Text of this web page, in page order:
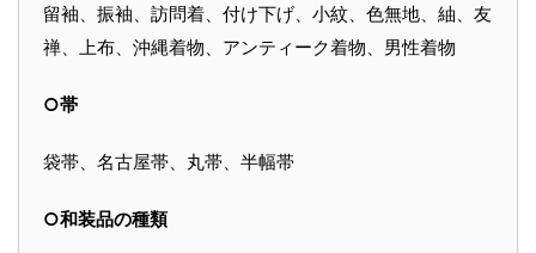
留袖、振袖、訪問着、付け下げ、小紋、色無地、紬、友
禅、上布、沖縄着物、アンティーク着物、男性着物
○帯
袋帯、名古屋帯、丸帯、半幅帯
○和装品の種類